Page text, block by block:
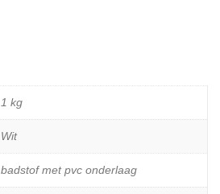
1 kg
Wit
badstof met pvc onderlaag